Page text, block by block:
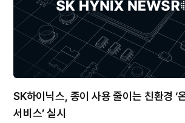
SK하이닉스, 종이 사용 줄이는 친환경 ‘
서비스’ 실시